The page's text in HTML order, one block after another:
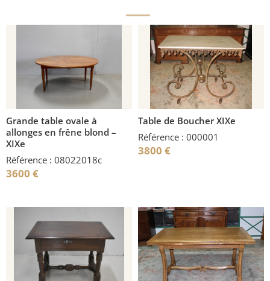
Grande table ovale à
allonges en frêne blond –
XIXe
Référence : 08022018c
3600 €
Table de Boucher XIXe
Référence : 000001
3800 €